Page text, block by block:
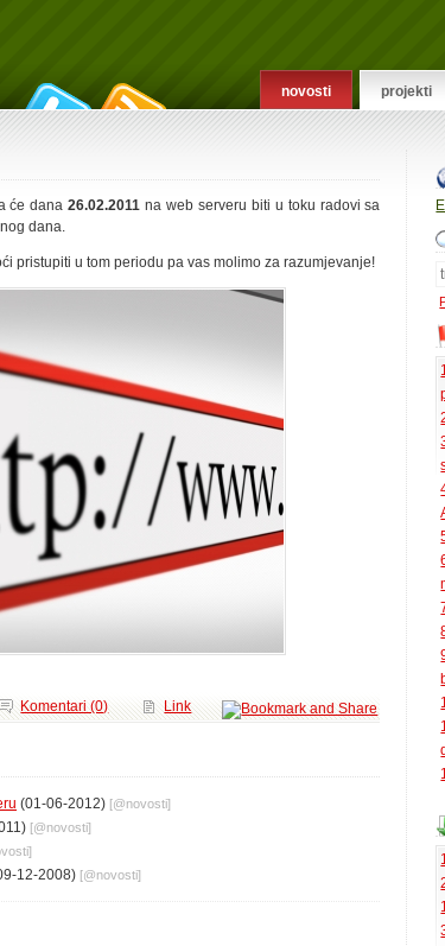
novosti projekti
će dana26.02.2011 na web serveru biti u toku radovi sa
dana.
pristupiti u tom periodu pa vas molimo za razumjevanje!
Link
Komentari (0)
(01-06-2012) [@novosti]
[@novosti]
]
12-2008) [@novosti]